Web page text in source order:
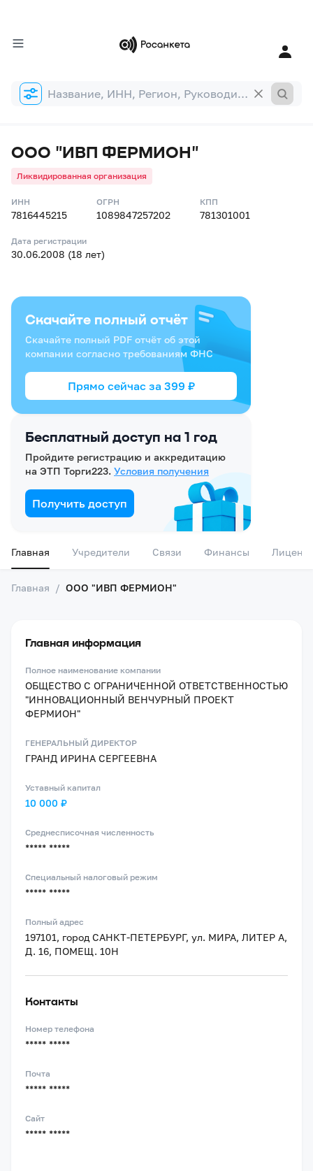
Форма
поиска
ООО "ИВП ФЕРМИОН"
Ликвидированная организация
ИНН
7816445215
ОГРН
1089847257202
КПП
781301001
Дата регистрации
30.06.2008 (18 лет)
Бесплатный доступ на 1 год
Пройдите регистрацию и аккредитацию
на ЭТП Торги223. Условия получения
Получить доступ
Скачайте полный отчёт
Скачайте полный PDF отчёт об этой
компании согласно требованиям ФНС
Прямо сейчас за 399 ₽
Главная Учредители Связи Финансы
Главная / ООО "ИВП ФЕРМИОН"
Главная информация
Полное наименование компании
ОБЩЕСТВО С ОГРАНИЧЕННОЙ ОТВЕТСТВЕННОСТЬЮ
"ИННОВАЦИОННЫЙ ВЕНЧУРНЫЙ ПРОЕКТ
ФЕРМИОН"
ГЕНЕРАЛЬНЫЙ ДИРЕКТОР
ГРАНД ИРИНА СЕРГЕЕВНА
Уставный капитал
10 000 ₽
Среднесписочная численность
***** *****
Специальный налоговый режим
***** *****
Полный адрес
197101, город САНКТ-ПЕТЕРБУРГ, ул. МИРА, ЛИТЕР А,
Д. 16, ПОМЕЩ. 10Н
Контакты
Номер телефона
***** *****
Почта
***** *****
Сайт
***** *****